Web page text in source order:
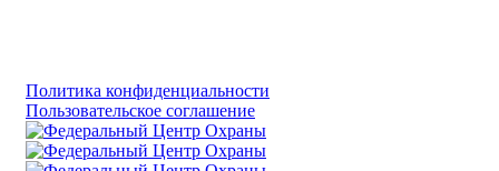
Политика конфиденциальности
Пользовательское соглашение